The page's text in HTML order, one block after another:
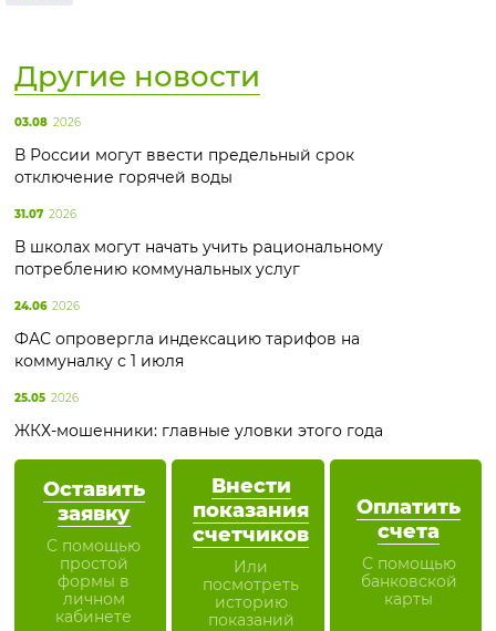
Оставить
заявку
С помощью
простой
формы в
личном
кабинете
Внести
показания
счетчиков
Или
посмотреть
историю
показаний
Оплатить
счета
С помощью
банковской
карты
Другие новости
03.08 2026
В России могут ввести предельный срок
отключение горячей воды
31.07 2026
В школах могут начать учить рациональному
потреблению коммунальных услуг
24.06 2026
ФАС опровергла индексацию тарифов на
коммуналку с 1 июля
25.05 2026
ЖКХ-мошенники: главные уловки этого года